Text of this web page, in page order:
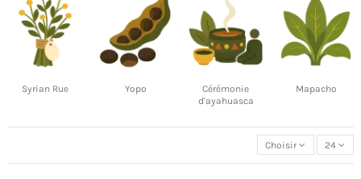
Syrian Rue Yopo
Cérémonie
d'ayahuasca
Mapacho
Choisir 24